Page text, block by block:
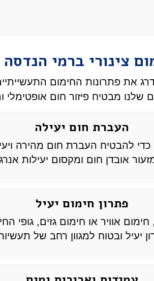
צינורי ברמי
את פתרונות החימום
שלנו מבטיח פיזור חום אופטימלי
העברת חום יעילה
כדי להבטיח העברת חום מהירה
אובדן חום ומקסום יעילות
פתרון חימום יעיל
אוויר או חימום גזים, גופי
יעיל ובטוח למגוון רחב של